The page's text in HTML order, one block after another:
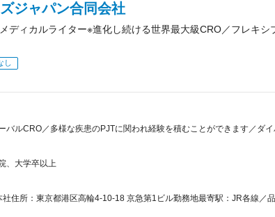
ジャパン合同会社
ディカルライター※進化し続ける世界最大級CRO／フレキシ
し
バルCRO／多様な疾患のPJTに関われ経験を積むことができます／ダ
、大学卒以上
社住所：東京都港区高輪4-10-18 京急第1ビル勤務地最寄駅：JR各線／